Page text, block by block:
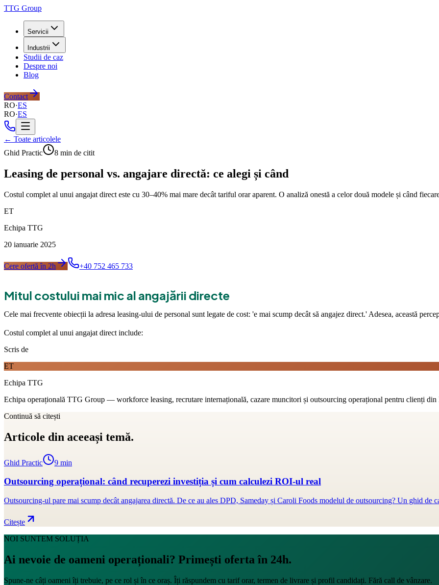
TTG Group
Servicii
Industrii
Studii de caz
Despre noi
Blog
Contact
RO·ES
RO·ES
← Toate articolele
Ghid Practic
8 min de citit
Leasing de personal vs. angajare directă: ce alegi și când
Costul complet al unui angajat direct este cu 30–40% mai mare decât tariful orar aparent. O analiză onestă a celor două modele și când
ET
Echipa TTG
20 ianuarie 2025
Cere ofertă în 2h +40 752 465 733
Mitul costului mai mic al angajării directe
Cele mai frecvente obiecții la adresa leasing-ului de personal sunt legate de cost: 'e mai scump decât să angajez direct.' Adesea, această
Costul complet al unui angajat direct include:
Scris de
ET
Echipa TTG
Echipa operațională TTG Group — workforce leasing, recrutare internațională, cazare muncitori și outsourcing operațional pentru clienți
Continuă să citești
Articole din aceeași temă.
Ghid Practic 9 min
Outsourcing operațional: când recuperezi investiția și cum calculezi ROI-ul real
Outsourcing-ul pare mai scump decât angajarea directă. De ce au ales DPD, Sameday și Caroli Foods modelul de outsourcing? Un ghid de
Citește
NOI SUNTEM SOLUȚIA
Ai nevoie de oameni operaționali? Primești oferta în 24h.
Spune-ne câți oameni îți trebuie, pe ce rol și în ce oraș. Îți răspundem cu tarif orar, termen de livrare și profil candidați. Fără call de vânzare.